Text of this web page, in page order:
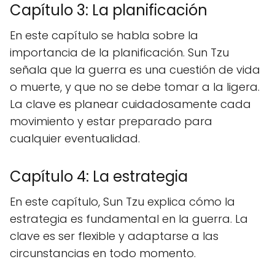
Capítulo 3: La planificación
En este capítulo se habla sobre la
importancia de la planificación. Sun Tzu
señala que la guerra es una cuestión de vida
o muerte, y que no se debe tomar a la ligera.
La clave es planear cuidadosamente cada
movimiento y estar preparado para
cualquier eventualidad.
Capítulo 4: La estrategia
En este capítulo, Sun Tzu explica cómo la
estrategia es fundamental en la guerra. La
clave es ser flexible y adaptarse a las
circunstancias en todo momento.